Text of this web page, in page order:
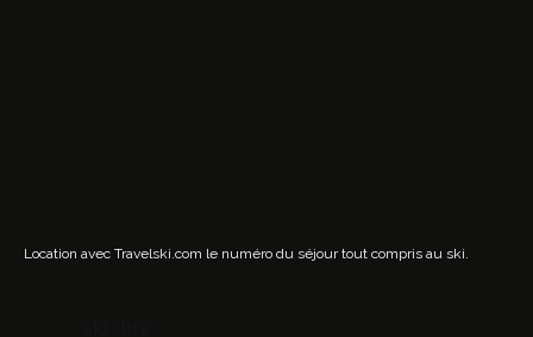
Location avec Travelski.com le numéro du séjour tout compris au ski.